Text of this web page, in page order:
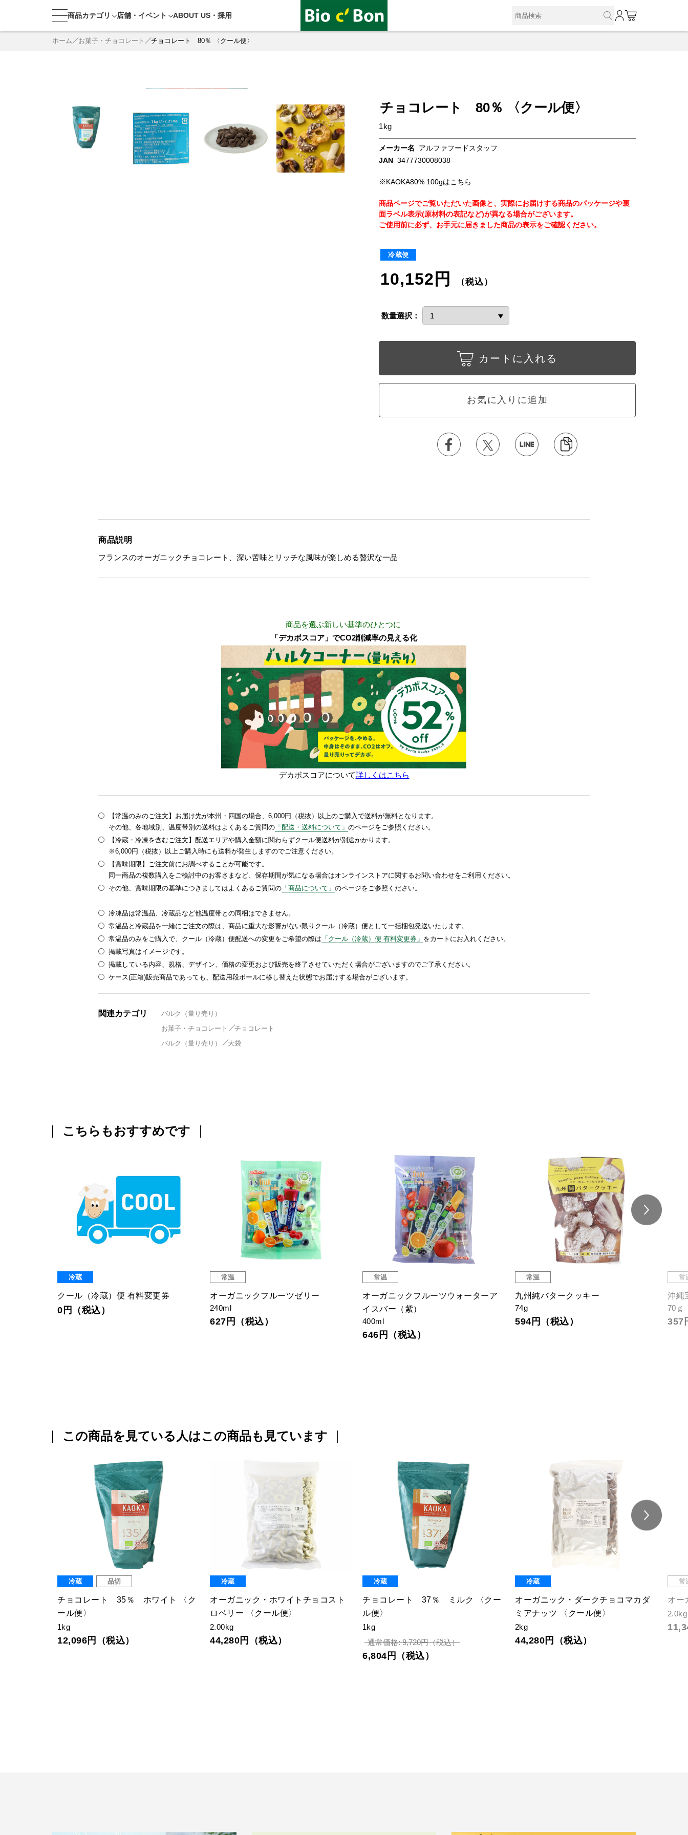
商品カテゴリ 店舗・ イベント ABOUT US・ 採用
ホーム お菓子・チョコレート チョコレート 80％ 〈クール便〉
チョコレート 80％ 〈クール便〉
1kg
メーカー名
アルファフードスタッフ
JAN 3477730008038
※KAOKA80% 100gはこちら
商品ページでご覧いただいた画像と、実際にお届けする商品のパッケージや裏
面ラベル表示(原材料の表記など)が異なる場合がございます。
ご使用前に必ず、お手元に届きました商品の表示をご確認ください。
冷蔵便
10,152円 （税込）
数量選択：
カートに入れる
お気に入りに追加
商品説明
フランスのオーガニックチョコレート、深い苦味とリッチな風味が楽しめる贅沢な一品
商品を選ぶ新しい基準のひとつに
「デカボスコア」でCO2削減率の見える化
デカボスコアについて詳しくはこちら
【常温のみのご注文】お届け先が本州・四国の場合、6,000円（税抜）以上のご購入で送料が無料となります。
その他、各地域別、温度帯別の送料はよくあるご質問の 「配送・送料について」 のページをご参照ください。
【冷蔵・冷凍を含むご注文】配送エリアや購入金額に関わらずクール便送料が別途かかります。
※6,000円（税抜）以上ご購入時にも送料が発生しますのでご注意ください。
【賞味期限】ご注文前にお調べすることが可能です。
同一商品の複数購入をご検討中のお客さまなど、保存期間が気になる場合はオンラインストアに関するお問い合わせをご利用ください。
その他、賞味期限の基準につきましてはよくあるご質問の 「商品について」 のページをご参照ください。
冷凍品は常温品、冷蔵品など他温度帯との同梱はできません。
常温品と冷蔵品を一緒にご注文の際は、商品に重大な影響がない限りクール（冷蔵）便として一括梱包発送いたします。
常温品のみをご購入で、クール（冷蔵）便配送への変更をご希望の際は 「クール（冷蔵）便 有料変更券」 をカートにお入れください。
掲載写真はイメージです。
掲載している内容、規格、デザイン、価格の変更および販売を終了させていただく場合がございますのでご了承ください。
ケース(正箱)販売商品であっても、配送用段ボールに移し替えた状態でお届けする場合がございます。
関連カテゴリ
バルク（量り売り）
お菓子・チョコレート
チョコレート
バルク（量り売り）
大袋
こちらもおすすめです
常温
沖縄宝島 塩黒糖
70ｇ
常温
オーガニックプロテインブロート
250g
713円（税込）
常温
BENI BITES 干し芋バー オリジナル
52g
411円（税込）
常温
梅チューベエ
90ml×5本
503円（税込）
オ
ド
この商品を見ている人はこの商品も見ています
常温
オーガニック・マジョールデーツ
2.0kg
11,340円（税込）
常温
オーガニック・きな粉くるみ
1.5kg
14,260円（税込）
常温
オーガニック・ヘーゼルナッツ
（生）
2kg
通常価格: 17,280円（税込）
12,096円（税込）
冷蔵
オーガニック・ダークチョコイチジ
ク 〈クール便〉
2kg
38,880円（税込）
常
オー
2kg